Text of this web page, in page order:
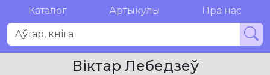
Каталог Артыкулы Пра нас
Віктар Лебедзеў